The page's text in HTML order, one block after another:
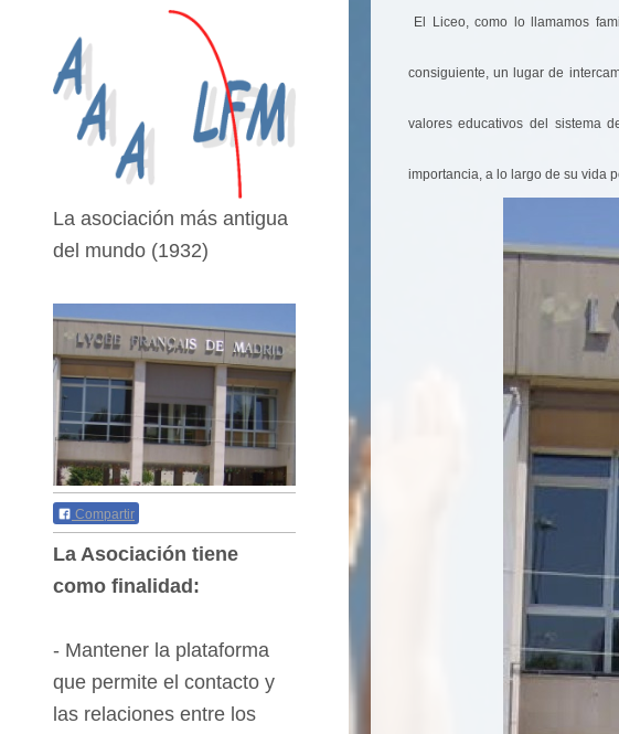
La asociación más antigua
del mundo (1932)
Compartir
La Asociación tiene
como finalidad:
- Mantener la plataforma
que permite el contacto y
las relaciones entre los
El Liceo, como lo llamamos
consiguiente, un lugar de
valores educativos del sistema
importancia, a lo largo de su vida